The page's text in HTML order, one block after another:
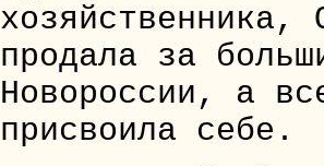
хозяйственника,
продала за
Новороссии, а
присвоила себе.